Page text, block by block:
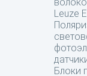
Leuze
Блоки